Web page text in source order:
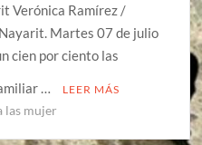
Verónica Ramírez /
Martes 07 de julio
cien por ciento las
…
LEER MÁS
las mujer